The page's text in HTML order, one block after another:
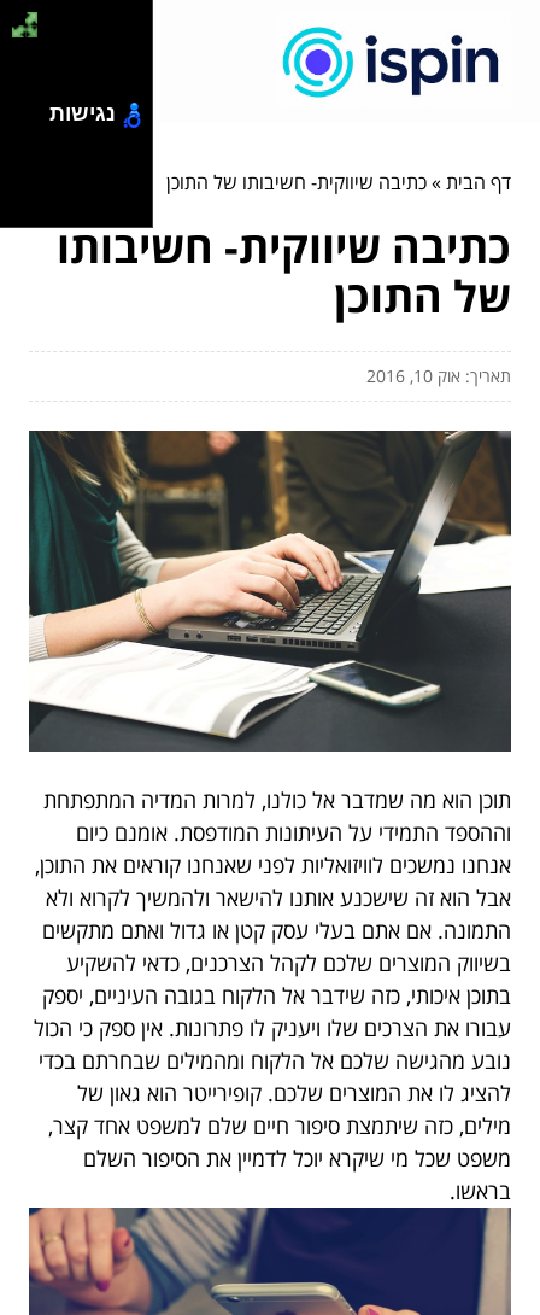
דף הבית»כתיבה שיווקית- חשיבותו של התוכן
כתיבה שיווקית- חשיבותו
של התוכן
תאריך: אוק 10, 2016
תוכן הוא מה שמדבר אל כולנו, למרות המדיה המתפתחת
וההספד התמידי על העיתונות המודפסת. אומנם כיום
אנחנו נמשכים לוויזואליות לפני שאנחנו קוראים את התוכן,
אבל הוא זה שישכנע אותנו להישאר ולהמשיך לקרוא ולא
התמונה. אם אתם בעלי עסק קטן או גדול ואתם מתקשים
בשיווק המוצרים שלכם לקהל הצרכנים, כדאי להשקיע
בתוכן איכותי, כזה שידבר אל הלקוח בגובה העיניים, יספק
עבורו את הצרכים שלו ויעניק לו פתרונות. אין ספק כי הכול
נובע מהגישה שלכם אל הלקוח ומהמילים שבחרתם בכדי
להציג לו את המוצרים שלכם. קופירייטר הוא גאון של
מילים, כזה שיתמצת סיפור חיים שלם למשפט אחד קצר,
משפט שכל מי שיקרא יוכל לדמיין את הסיפור השלם
בראשו.
נגישות